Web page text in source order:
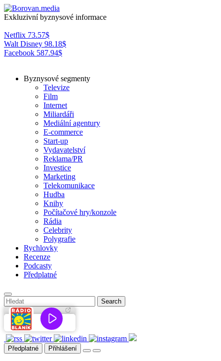
Exkluzivní byznysové informace
Netflix 73.57$
Walt Disney 98.18$
Facebook 587.94$
Byznysové segmenty
Televize
Film
Internet
Miliardáři
Mediální agentury
E-commerce
Start-up
Vydavatelství
Reklama/PR
Investice
Marketing
Telekomunikace
Hudba
Knihy
Počítačové hry/konzole
Rádia
Celebrity
Polygrafie
Rychlovky
Recenze
Podcasty
Předplatné
Předplatné Přihlášení